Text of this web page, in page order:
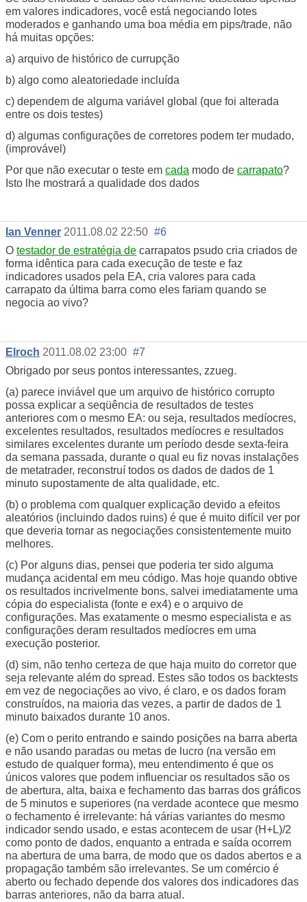
em valores indicadores, você está negociando lotes
moderados e ganhando uma boa média em pips/trade, não
há muitas opções:
a) arquivo de histórico de currupção
b) algo como aleatoriedade incluída
c) dependem de alguma variável global (que foi alterada
entre os dois testes)
d) algumas configurações de corretores podem ter mudado,
(improvável)
Por que não executar o teste em cada modo de carrapato?
Isto lhe mostrará a qualidade dos dados
Ian Venner 2011.08.02 22:50 #6
O testador de estratégia de carrapatos psudo cria criados de
forma idêntica para cada execução de teste e faz
indicadores usados pela EA, cria valores para cada
carrapato da última barra como eles fariam quando se
negocia ao vivo?
Elroch 2011.08.02 23:00 #7
Obrigado por seus pontos interessantes, zzueg.
(a) parece inviável que um arquivo de histórico corrupto
possa explicar a seqüência de resultados de testes
anteriores com o mesmo EA: ou seja, resultados medíocres,
excelentes resultados, resultados medíocres e resultados
similares excelentes durante um período desde sexta-feira
da semana passada, durante o qual eu fiz novas instalações
de metatrader, reconstruí todos os dados de dados de 1
minuto supostamente de alta qualidade, etc.
(b) o problema com qualquer explicação devido a efeitos
aleatórios (incluindo dados ruins) é que é muito difícil ver por
que deveria tornar as negociações consistentemente muito
melhores.
(c) Por alguns dias, pensei que poderia ter sido alguma
mudança acidental em meu código. Mas hoje quando obtive
os resultados incrivelmente bons, salvei imediatamente uma
cópia do especialista (fonte e ex4) e o arquivo de
configurações. Mas exatamente o mesmo especialista e as
configurações deram resultados medíocres em uma
execução posterior.
(d) sim, não tenho certeza de que haja muito do corretor que
seja relevante além do spread. Estes são todos os backtests
em vez de negociações ao vivo, é claro, e os dados foram
construídos, na maioria das vezes, a partir de dados de 1
minuto baixados durante 10 anos.
(e) Com o perito entrando e saindo posições na barra aberta
e não usando paradas ou metas de lucro (na versão em
estudo de qualquer forma), meu entendimento é que os
únicos valores que podem influenciar os resultados são os
de abertura, alta, baixa e fechamento das barras dos gráficos
de 5 minutos e superiores (na verdade acontece que mesmo
o fechamento é irrelevante: há várias variantes do mesmo
indicador sendo usado, e estas acontecem de usar (H+L)/2
como ponto de dados, enquanto a entrada e saída ocorrem
na abertura de uma barra, de modo que os dados abertos e a
propagação também são irrelevantes. Se um comércio é
aberto ou fechado depende dos valores dos indicadores das
barras anteriores, não da barra atual.